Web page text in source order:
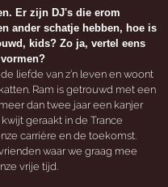
Er zijn DJ's die erom
ander schatje hebben, hoe is
kids? Zo ja, vertel eens
liefde van z’n leven en woont
Ram is getrouwd met een
dan twee jaar een kanjer
geraakt in de Trance
carrière en de toekomst.
waar we graag mee
vrije tijd.